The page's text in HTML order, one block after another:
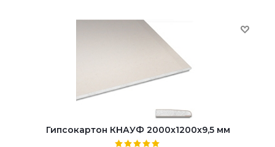
Гипсокартон КНАУФ 2000x1200x9,5 мм